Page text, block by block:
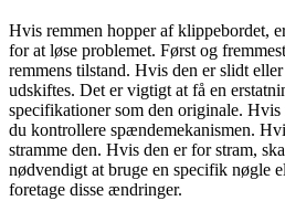
Hvis remmen hopper af klippebordet,
for at løse problemet. Først og
remmens tilstand. Hvis den er slidt
udskiftes. Det er vigtigt at få en
specifikationer som den originale. Hvis
du kontrollere spændemekanismen.
stramme den. Hvis den er for stram,
nødvendigt at bruge en specifik nøgle
foretage disse ændringer.